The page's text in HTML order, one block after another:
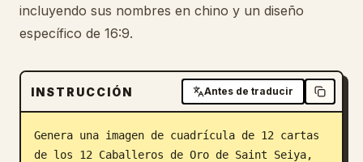
Precios
Descargar
Blog
incluyendo sus nombres en chino y un diseño
específico de 16:9.
INSTRUCCIÓN Antes de traducir
Genera una imagen de cuadrícula de 12 cartas
de los 12 Caballeros de Oro de Saint Seiya,